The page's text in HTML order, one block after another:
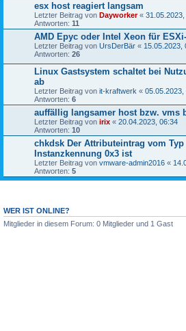
esx host reagiert langsam
Letzter Beitrag von Dayworker«
Antworten: 11
AMD Epyc oder Intel Xeon für
Letzter Beitrag von UrsDerBär « 15.05.2023,
Antworten: 26
Linux Gastsystem schaltet bei
ab
Letzter Beitrag von it-kraftwerk « 05.05.2023,
Antworten: 6
auffällig langsamer host bzw. vms
Letzter Beitrag von irix « 20.04.2023, 06:34
Antworten: 10
chkdsk Der Attributeintrag vom
Instanzkennung 0x3 ist
Letzter Beitrag von vmware-admin2016 «
Antworten: 5
WER IST ONLINE?
Mitglieder in diesem Forum: 0 Mitglieder und 1 Gast